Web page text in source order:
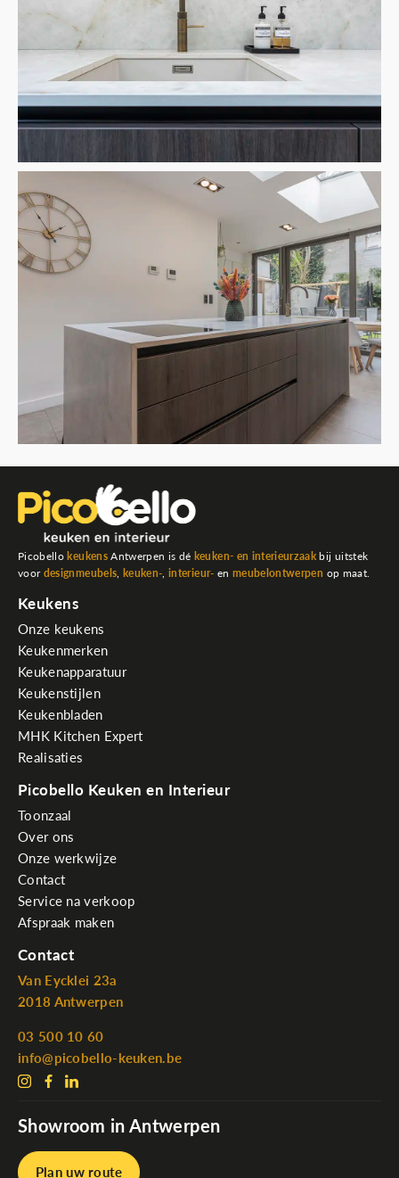
Picobello keukensAntwerpen is dé keuken- en interieurzaak bij uitstek
voor designmeubels keuken- ,interieur- en meubelontwerpen op maat.
Keukens
Onze keukens
Keukenmerken
Keukenapparatuur
Keukenstijlen
Keukenbladen
MHK Kitchen Expert
Realisaties
Picobello Keuken en Interieur
Toonzaal
Over ons
Onze werkwijze
Contact
Service na verkoop
Afspraak maken
Contact
Van Eycklei 23a
2018 Antwerpen
03 500 10 60
info@picobello-keuken.be
Showroom in Antwerpen
Plan uw route